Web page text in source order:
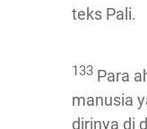
teks Pali.
133 Para
manusia
dirinya di